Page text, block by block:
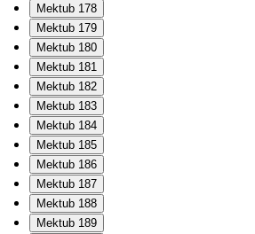
Mektub 178
Mektub 179
Mektub 180
Mektub 181
Mektub 182
Mektub 183
Mektub 184
Mektub 185
Mektub 186
Mektub 187
Mektub 188
Mektub 189